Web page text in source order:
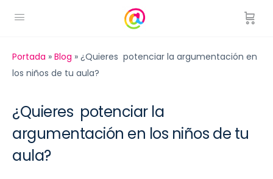
Portada » Blog » ¿Quieres potenciar la argumentación en
los niños de tu aula?
¿Quieres potenciar la
argumentación en los niños de tu
aula?